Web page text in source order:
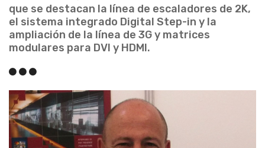
que se destacan la línea de escaladores de 2K,
el sistema integrado Digital Step-in y la
ampliación de la línea de 3G y matrices
modulares para DVI y HDMI.